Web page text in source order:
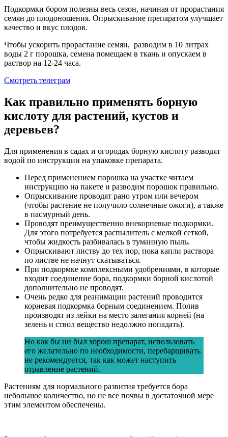
Подкормки бором полезны весь сезон, начиная от прорастания
семян до плодоношения. Опрыскивание препаратом улучшает
качество и вкус плодов.
Чтобы ускорить прорастание семян, разводим в 10 литрах
воды 2 г порошка, семена помещаем в ткань и опускаем в
раствор на 12-24 часа.
Смотреть телеграм
Как правильно применять борную
кислоту для растений, кустов и
деревьев?
Для применения в садах и огородах борную кислоту разводят
водой по инструкции на упаковке препарата.
Перед применением порошка на участке читаем
инструкцию на пакете и разводим порошок правильно.
Опрыскивание проводят рано утром или вечером
(чтобы растение не получило солнечные ожоги), а также
в пасмурный день.
Проводят преимущественно внекорневые подкормки.
Для этого потребуется распылитель с мелкой сеткой,
чтобы жидкость разбивалась в туманную пыль.
Опрыскивают листву до тех пор, пока капли раствора
по листве не начнут скатываться.
При подкормке комплексными удобрениями, в которые
входит соединение бора, подкормки борной кислотой
дополнительно не проводят.
Очень редко для реанимации растений проводится
корневая подкормка борным соединением. Полив
производят из лейки на место залегания корней (на
зелень и ствол вещество недолжно попадать).
Но как бы ни был хорош препарат, использовать
его желательно по необходимости, перебарщивать
не рекомендуется, так как может наступить
отравление растений.
Растениям для нормального развития требуется бора
небольшое количество, но не все почвы в достаточной мере
этим элементом обеспечены.